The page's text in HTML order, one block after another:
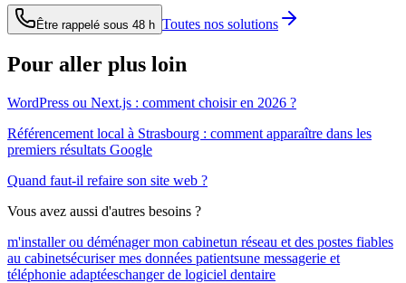
Être rappelé sous 48 h Toutes nos solutions
Pour aller plus loin
WordPress ou Next.js : comment choisir en 2026 ?
Référencement local à Strasbourg : comment apparaître dans les
premiers résultats Google
Quand faut-il refaire son site web ?
Vous avez aussi d'autres besoins ?
m'installer ou déménager mon cabinetun réseau et des postes fiables
au cabinetsécuriser mes données patientsune messagerie et
téléphonie adaptéeschanger de logiciel dentaire